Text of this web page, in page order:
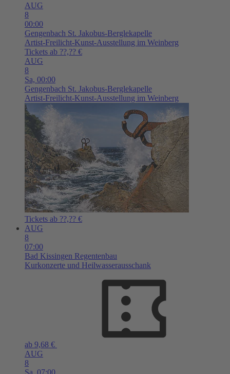
AUG
8
00:00
Gengenbach St. Jakobus-Berglekapelle
Artist-Freilicht-Kunst-Ausstellung im Weinberg
Tickets ab ??,?? €
AUG
8
Sa, 00:00
Gengenbach St. Jakobus-Berglekapelle
Artist-Freilicht-Kunst-Ausstellung im Weinberg
Tickets ab ??,?? €
AUG
8
07:00
Bad Kissingen Regentenbau
Kurkonzerte und Heilwasserausschank
ab 9,68 €
AUG
8
Sa, 07:00